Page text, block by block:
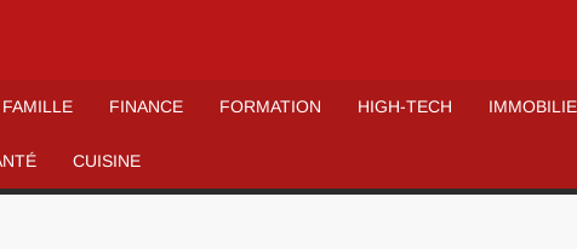
FAMILLE FINANCE FORMATION HIGH-TECH
CUISINE